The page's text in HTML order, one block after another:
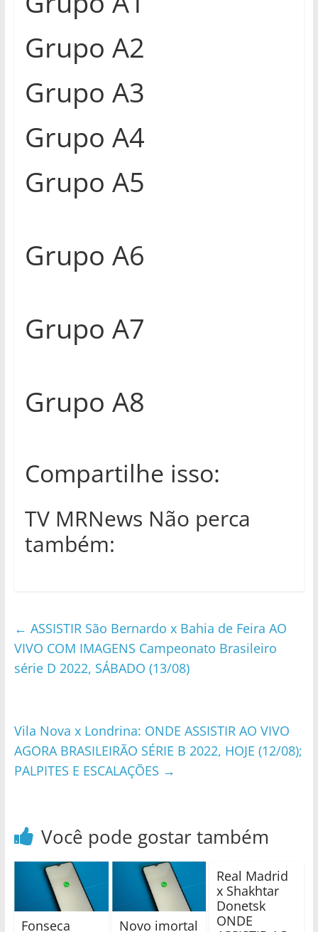
Grupo A2
Grupo A3
Grupo A4
Grupo A5
Grupo A6
Grupo A7
Grupo A8
Compartilhe isso:
TV MRNews Não perca
também:
← ASSISTIR São Bernardo x Bahia de Feira AO
VIVO COM IMAGENS Campeonato Brasileiro
série D 2022, SÁBADO (13/08)
Vila Nova x Londrina: ONDE ASSISTIR AO VIVO
AGORA BRASILEIRÃO SÉRIE B 2022, HOJE (12/08);
PALPITES E ESCALAÇÕES →
Você pode gostar também
Fonseca
Novo imortal
Real Madrid
x Shakhtar
Donetsk
ONDE